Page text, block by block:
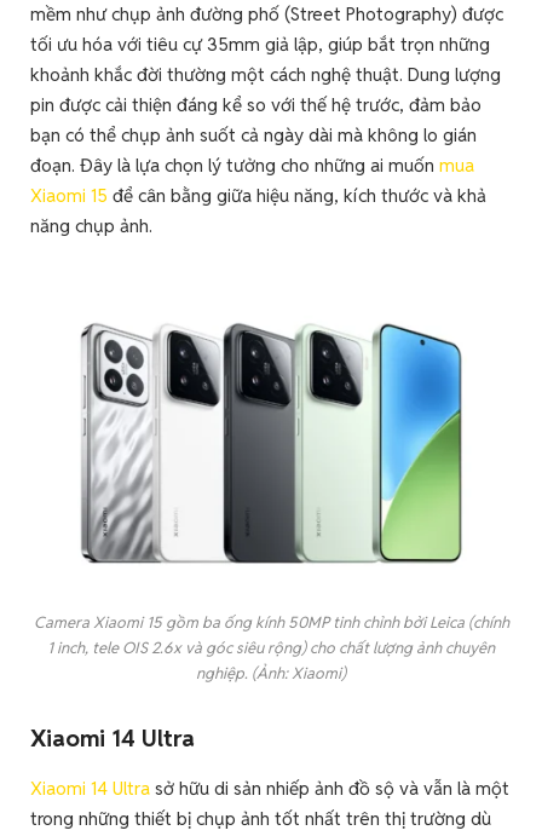
mềm như chụp ảnh đường phố (Street Photography) được
tối ưu hóa với tiêu cự 35mm giả lập, giúp bắt trọn những
khoảnh khắc đời thường một cách nghệ thuật. Dung lượng
pin được cải thiện đáng kể so với thế hệ trước, đảm bảo
bạn có thể chụp ảnh suốt cả ngày dài mà không lo gián
đoạn. Đây là lựa chọn lý tưởng cho những ai muốn mua
Xiaomi 15 để cân bằng giữa hiệu năng, kích thước và khả
năng chụp ảnh.
Camera Xiaomi 15 gồm ba ống kính 50MP tinh chỉnh bởi Leica (chính
1 inch, tele OIS 2.6x và góc siêu rộng) cho chất lượng ảnh chuyên
nghiệp. (Ảnh: Xiaomi)
Xiaomi 14 Ultra
Xiaomi 14 Ultra sở hữu di sản nhiếp ảnh đồ sộ và vẫn là một
trong những thiết bị chụp ảnh tốt nhất trên thị trường dù